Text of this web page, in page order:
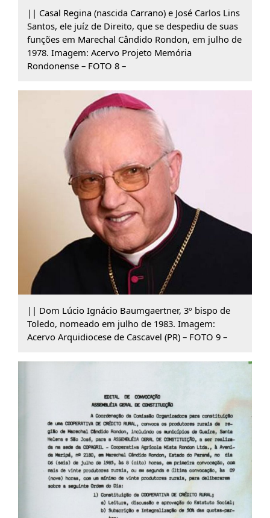
|| Casal Regina (nascida Carrano) e José Carlos Lins
Santos, ele juíz de Direito, que se despediu de suas
funções em Marechal Cândido Rondon, em julho de
1978. Imagem: Acervo Projeto Memória
Rondonense – FOTO 8 –
|| Dom Lúcio Ignácio Baumgaertner, 3º bispo de
Toledo, nomeado em julho de 1983. Imagem:
Acervo Arquidiocese de Cascavel (PR) – FOTO 9 –